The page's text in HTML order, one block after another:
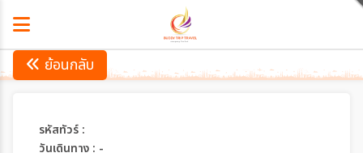
ย้อนกลับ
รหัสทัวร์ :
วันเดินทาง : -